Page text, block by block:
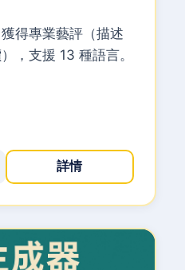
得專業藝評（描述
，支援 13 種語言。
詳情